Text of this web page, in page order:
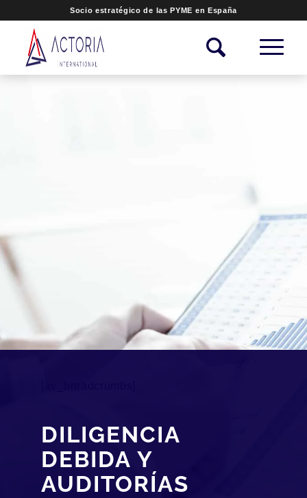
Socio estratégico de las PYME en España
DILIGENCIA
DEBIDA Y
AUDITORÍAS